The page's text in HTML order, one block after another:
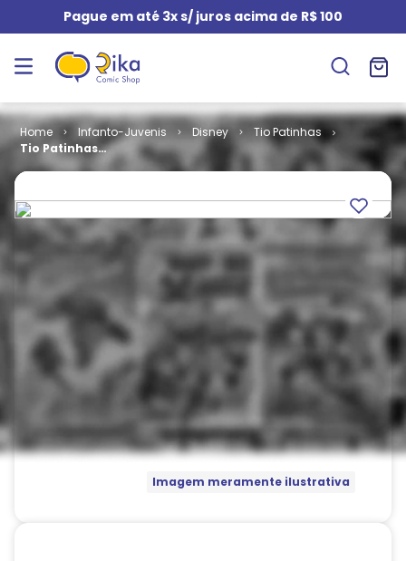
Pague em até 3x s/ juros acima de R$ 100
Infanto-Juvenis Disney
Tio Patinhas
Tio Patinhas
# 325
Imagem meramente ilustrativa